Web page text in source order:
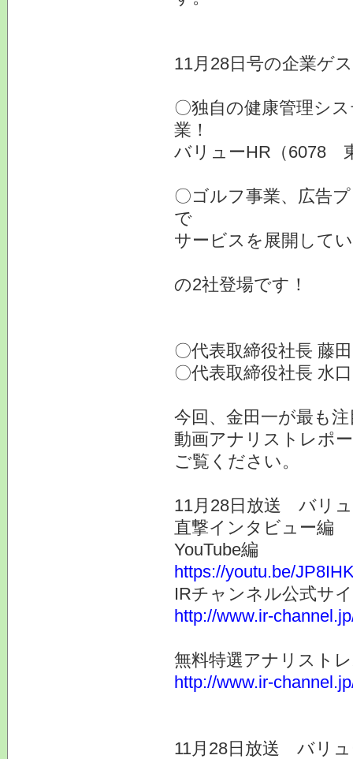
11月28日号の企業ゲ
〇独自の健康管理シ
業！
バリューHR（6078
〇ゴルフ事業、広告
で
サービスを展開して
の2社登場です！
〇代表取締役社長 藤
〇代表取締役社長 水
今回、金田一が最も
動画アナリストレポ
ご覧ください。
11月28日放送 バリ
直撃インタビュー編
YouTube編
https://youtu.be/
IRチャンネル公式サ
http://www.ir-
無料特選アナリスト
http://www.ir-
11月28日放送 バリ